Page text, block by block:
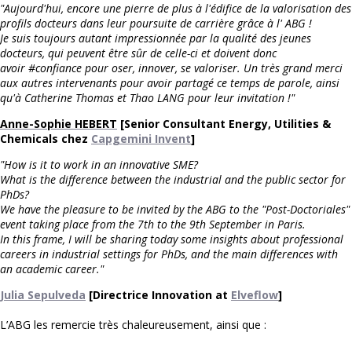
"Aujourd'hui, encore une pierre de plus à l'édifice de la valorisation des
profils docteurs dans leur poursuite de carrière grâce à l' ABG !
Je suis toujours autant impressionnée par la qualité des jeunes
docteurs, qui peuvent être sûr de celle-ci et doivent donc
avoir #confiance pour oser, innover, se valoriser. Un très grand merci
aux autres intervenants pour avoir partagé ce temps de parole, ainsi
qu'à Catherine Thomas et Thao LANG pour leur invitation !"
Anne-Sophie HEBERT [Senior Consultant Energy, Utilities &
Chemicals chez Capgemini Invent]
"How is it to work in an innovative SME?
What is the difference between the industrial and the public sector for
PhDs?
We have the pleasure to be invited by the ABG to the "Post-Doctoriales"
event taking place from the 7th to the 9th September in Paris.
In this frame, I will be sharing today some insights about professional
careers in industrial settings for PhDs, and the main differences with
an academic career."
Julia Sepulveda [Directrice Innovation at Elveflow]
L’ABG les remercie très chaleureusement, ainsi que :